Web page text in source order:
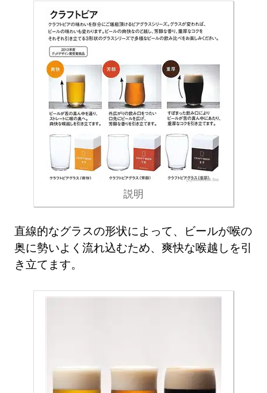
説明
直線的なグラスの形状によって、ビールが喉の
奥に勢いよく流れ込むため、爽快な喉越しを引
き立てます。